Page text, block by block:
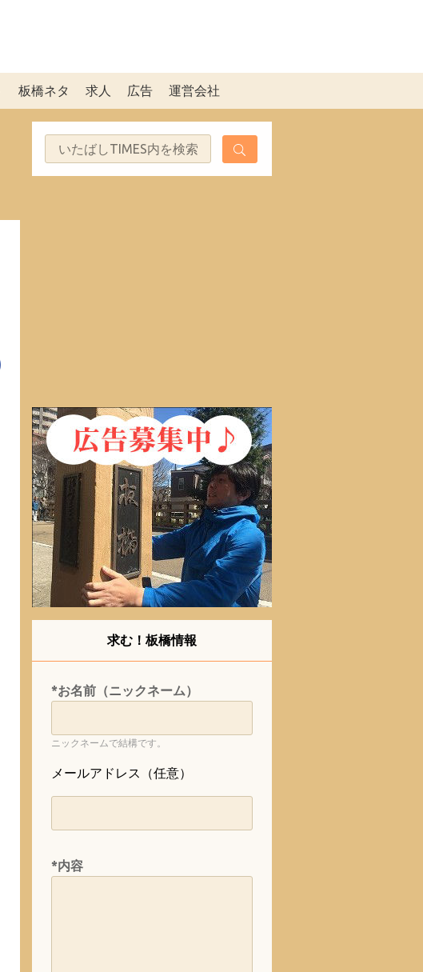
板橋ネタ 求人 広告 運営会社
求む！板橋情報
*お名前（ニックネーム）
ニックネームで結構です。
メールアドレス（任意）
*内容